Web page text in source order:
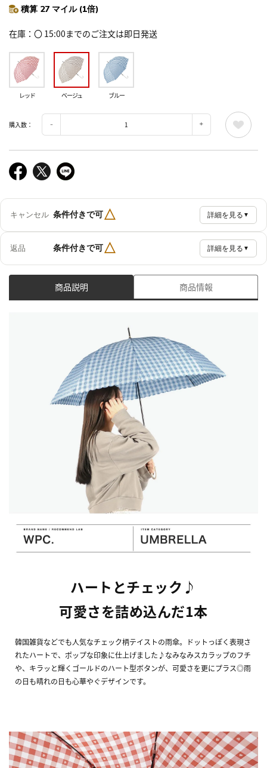
積算 27 マイル (1倍)
在庫 〇 15:00までのご注文は即日発送
レッド ベージュ ブルー
購入数：
キャンセル 条件付きで可△ 詳細を見る ▼
返品 条件付きで可△ 詳細を見る ▼
商品説明 商品情報
ハートとチェック♪
可愛さを詰め込んだ1本
韓国雑貨などでも人気なチェック柄テイストの雨傘。ドットっぽく表現さ
れたハートで、ポップな印象に仕上げました♪なみなみスカラップのフチ
や、キラッと輝くゴールドのハート型ボタンが、可愛さを更にプラス◎雨
の日も晴れの日も心華やぐデザインです。